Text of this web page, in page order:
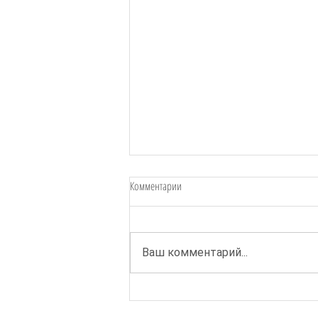
Стажировка по организации и
Комментарии
Ваш комментарий...